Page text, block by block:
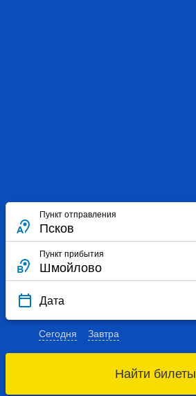
Пункт отправления
Пункт прибытия
Дата
Сегодня Завтра
Найти билеты